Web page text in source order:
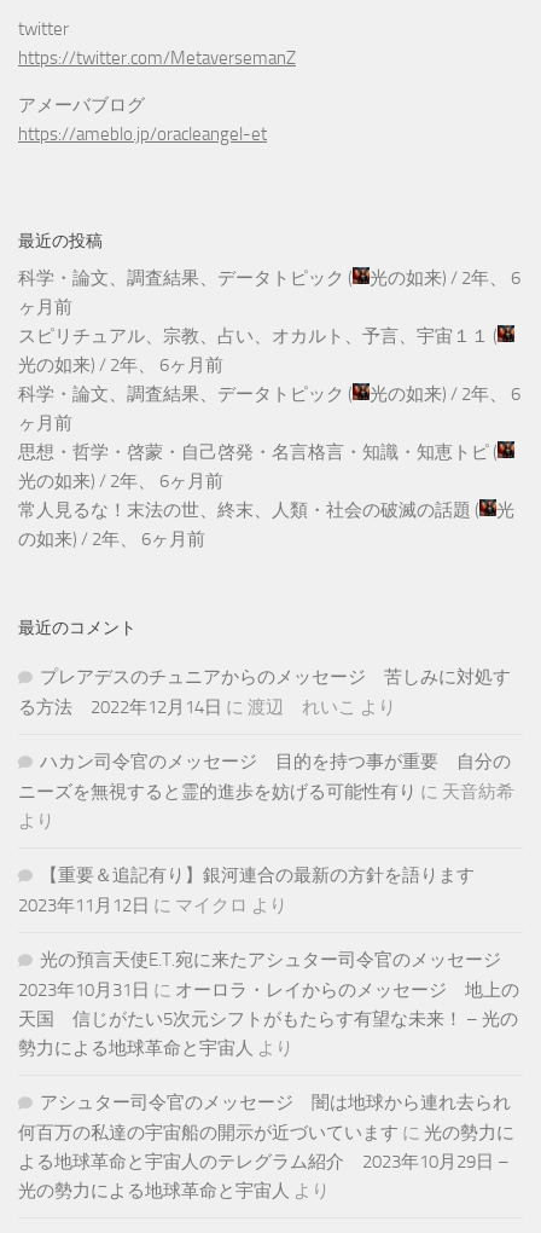
twitter
https://twitter.com/MetaversemanZ
アメーバブログ
https://ameblo.jp/oracleangel-et
最近の投稿
科学・論文、調査結果、データトピック ( 光の如来) / 2年、 6
ヶ月前
スピリチュアル、宗教、占い、オカルト、予言、宇宙１１ (
光の如来) / 2年、 6ヶ月前
科学・論文、調査結果、データトピック ( 光の如来) / 2年、 6
ヶ月前
思想・哲学・啓蒙・自己啓発・名言格言・知識・知恵トピ (
光の如来) / 2年、 6ヶ月前
常人見るな！末法の世、終末、人類・社会の破滅の話題 (
光
の如来) / 2年、 6ヶ月前
最近のコメント
プレアデスのチュニアからのメッセージ 苦しみに対処す
る方法 2022年12月14日 に 渡辺 れいこ より
ハカン司令官のメッセージ 目的を持つ事が重要 自分の
ニーズを無視すると霊的進歩を妨げる可能性有り に 天音紡希
より
【重要＆追記有り】銀河連合の最新の方針を語ります
2023年11月12日 に マイクロ より
光の預言天使E.T.宛に来たアシュター司令官のメッセージ
2023年10月31日 に オーロラ・レイからのメッセージ 地上の
天国 信じがたい5次元シフトがもたらす有望な未来！ – 光の
勢力による地球革命と宇宙人 より
アシュター司令官のメッセージ 闇は地球から連れ去られ
何百万の私達の宇宙船の開示が近づいています に 光の勢力に
よる地球革命と宇宙人のテレグラム紹介 2023年10月29日 –
光の勢力による地球革命と宇宙人 より